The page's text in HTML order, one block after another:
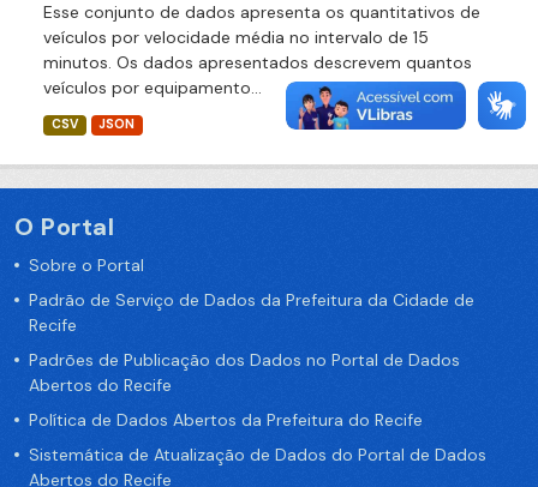
Esse conjunto de dados apresenta os quantitativos de
veículos por velocidade média no intervalo de 15
minutos. Os dados apresentados descrevem quantos
veículos por equipamento...
CSV JSON
O Portal
Sobre o Portal
Padrão de Serviço de Dados da Prefeitura da Cidade de
Recife
Padrões de Publicação dos Dados no Portal de Dados
Abertos do Recife
Política de Dados Abertos da Prefeitura do Recife
Sistemática de Atualização de Dados do Portal de Dados
Abertos do Recife